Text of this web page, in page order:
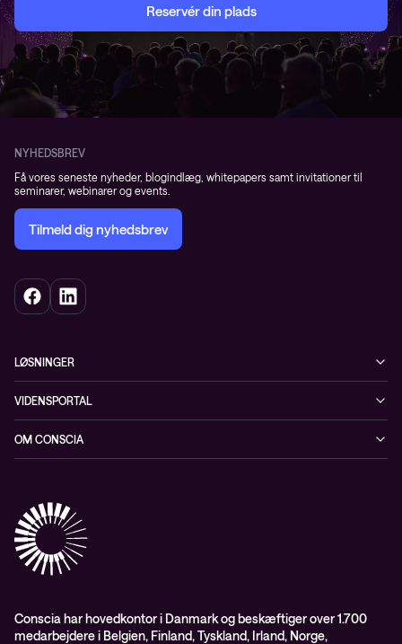
Reservér din plads
NYHEDSBREV
Få vores seneste nyheder, blogindlæg, whitepapers samt invitationer til
seminarer, webinarer og events.
Tilmeld dig nyhedsbrev
LØSNINGER
Netværk
Datacenter & Cloud
Observability
Conscia Managed Services
Conscia Services
VIDENSPORTAL
Events
Videoer
Whitepapers
OM CONSCIA
Partnere
Presserum
ISO certifikater
Conscia har hovedkontor i Danmark og beskæftiger over 1.700
medarbejdere i Belgien, Finland, Tyskland, Irland, Norge,